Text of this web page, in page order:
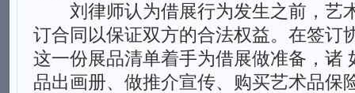
刘律师认为借展行为发生之前，艺
订合同以保证双方的合法权益。在签订
这一份展品清单着手为借展做准备，诸
品出画册、做推介宣传、购买艺术品保